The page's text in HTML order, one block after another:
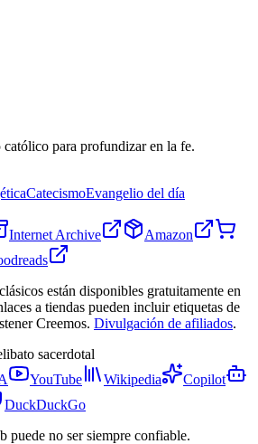
para profundizar en la fe.
CatecismoEvangelio del día
Internet Archive
Amazon
están disponibles gratuitamente en
a tiendas pueden incluir etiquetas de
Creemos. Divulgación de afiliados.
sacerdotal
YouTube Wikipedia
Copilot
DuckDuckGo
puede no ser siempre confiable.